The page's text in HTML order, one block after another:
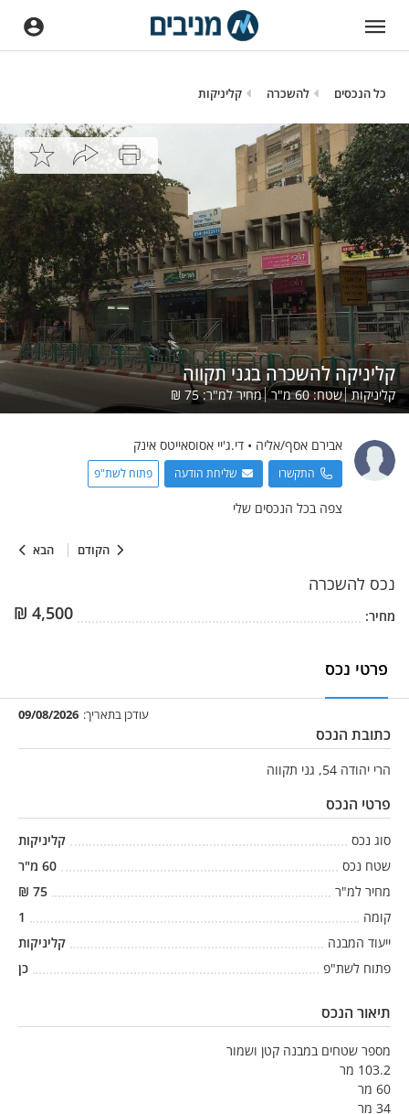
כל הנכסים להשכרה קליניקות
הקודם הבא
קליניקה להשכרה בגני תקווה
קליניקות שטח:60מ"ר מחיר למ"ר:75
₪
אבירם אסף/אליה • די.ג'יי אסוסאייטס אינק
התקשרו שליחת הודעה פתוח לשת"פ
צפה בכל הנכסים שלי
נכס להשכרה
מחיר: 4,500
₪
פרטי נכס
עודכן בתאריך: 09/08/2026
כתובת הנכס
הרי יהודה 54, גני תקווה
פרטי הנכס
סוג נכס
קליניקות
שטח נכס
60 מ"ר
מחיר למ"ר
75
₪
קומה
1
ייעוד המבנה
קליניקות
פתוח לשת"פ
כן
תיאור הנכס
מספר שטחים במבנה קטן ושמור
103.2 מר
60 מר
34 מר